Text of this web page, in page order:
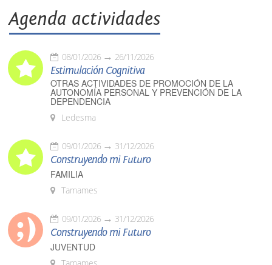
Agenda actividades
08/01/2026 26/11/2026
Estimulación Cognitiva
OTRAS ACTIVIDADES DE PROMOCIÓN DE LA
AUTONOMÍA PERSONAL Y PREVENCIÓN DE LA
DEPENDENCIA
Ledesma
09/01/2026 31/12/2026
Construyendo mi Futuro
FAMILIA
Tamames
09/01/2026 31/12/2026
Construyendo mi Futuro
JUVENTUD